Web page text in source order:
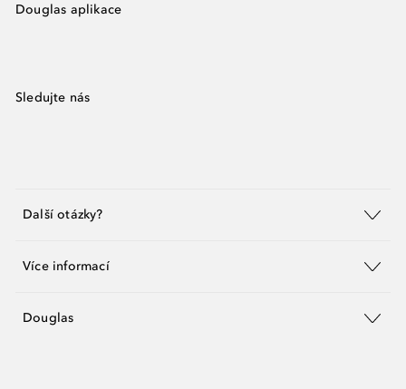
Douglas aplikace
Sledujte nás
Další otázky?
Více informací
Douglas